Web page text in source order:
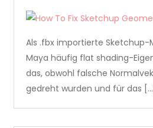
Als .fbx importierte Sketchup-
Maya häufig flat shading-
das, obwohl falsche
gedreht wurden und für das […]